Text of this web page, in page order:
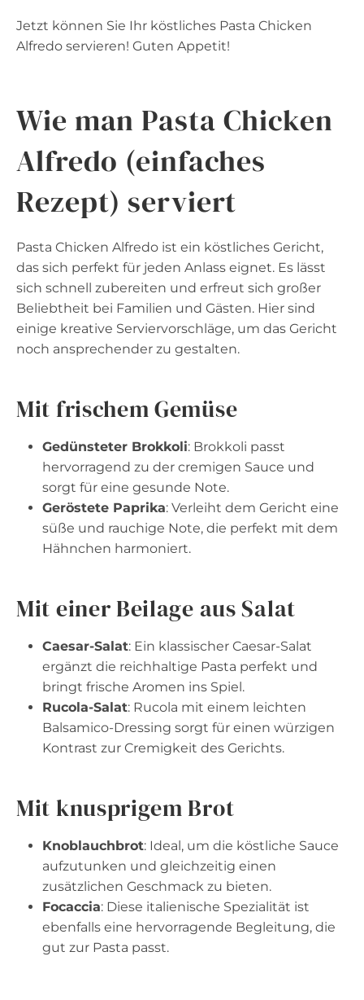
Jetzt können Sie Ihr köstliches Pasta Chicken
Alfredo servieren! Guten Appetit!
Wie man Pasta Chicken
Alfredo (einfaches
Rezept) serviert
Pasta Chicken Alfredo ist ein köstliches Gericht,
das sich perfekt für jeden Anlass eignet. Es lässt
sich schnell zubereiten und erfreut sich großer
Beliebtheit bei Familien und Gästen. Hier sind
einige kreative Serviervorschläge, um das Gericht
noch ansprechender zu gestalten.
Mit frischem Gemüse
Gedünsteter Brokkoli: Brokkoli passt
hervorragend zu der cremigen Sauce und
sorgt für eine gesunde Note.
Geröstete Paprika: Verleiht dem Gericht eine
süße und rauchige Note, die perfekt mit dem
Hähnchen harmoniert.
Mit einer Beilage aus Salat
Caesar-Salat: Ein klassischer Caesar-Salat
ergänzt die reichhaltige Pasta perfekt und
bringt frische Aromen ins Spiel.
Rucola-Salat: Rucola mit einem leichten
Balsamico-Dressing sorgt für einen würzigen
Kontrast zur Cremigkeit des Gerichts.
Mit knusprigem Brot
Knoblauchbrot: Ideal, um die köstliche Sauce
aufzutunken und gleichzeitig einen
zusätzlichen Geschmack zu bieten.
Focaccia: Diese italienische Spezialität ist
ebenfalls eine hervorragende Begleitung, die
gut zur Pasta passt.